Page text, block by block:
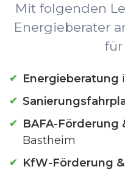
Mit folgenden
Energieberater
für
Energieberatung
BAFA-Förderung
Bastheim
KfW-Förderung